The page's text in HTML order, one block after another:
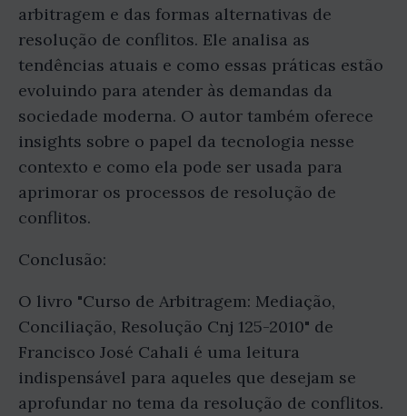
arbitragem e das formas alternativas de
resolução de conflitos. Ele analisa as
tendências atuais e como essas práticas estão
evoluindo para atender às demandas da
sociedade moderna. O autor também oferece
insights sobre o papel da tecnologia nesse
contexto e como ela pode ser usada para
aprimorar os processos de resolução de
conflitos.
Conclusão:
O livro "Curso de Arbitragem: Mediação,
Conciliação, Resolução Cnj 125-2010" de
Francisco José Cahali é uma leitura
indispensável para aqueles que desejam se
aprofundar no tema da resolução de conflitos.